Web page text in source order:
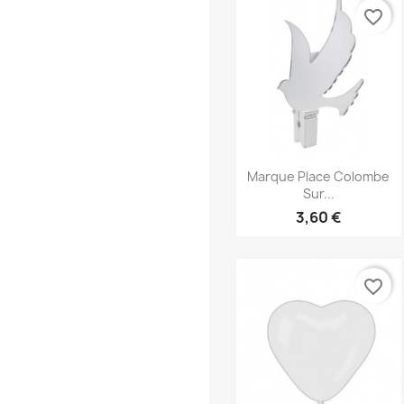
Aperçu rapide
Marque Place Colombe
Sur...
3,60 €
favorite_border
favorite_border